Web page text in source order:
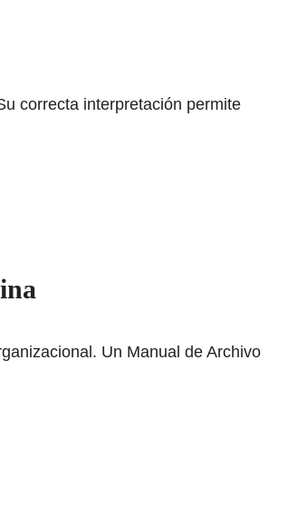
correcta interpretación permite
Un Manual de Archivo